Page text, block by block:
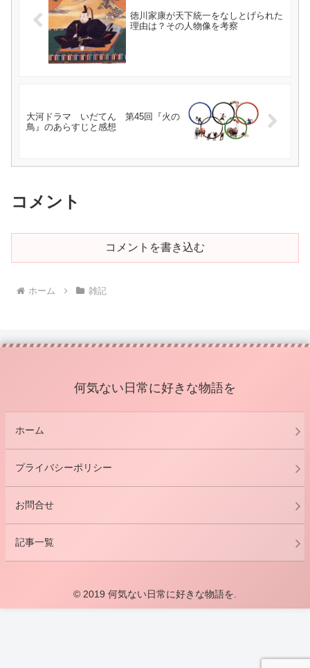
徳川家康が天下統一をなしとげられた
理由は？その人物像を考察
大河ドラマ いだてん 第45回『火の
鳥』のあらすじと感想
コメント
コメントを書き込む
ホーム 雑記
何気ない日常に好きな物語を
ホーム
プライバシーポリシー
お問合せ
記事一覧
© 2019 何気ない日常に好きな物語を.